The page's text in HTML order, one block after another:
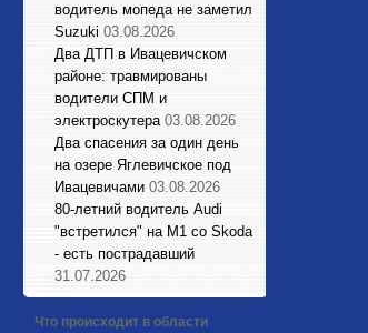
водитель мопеда не заметил
Suzuki 03.08.2026
Два ДТП в Ивацевичском
районе: травмированы
водители СПМ и
электроскутера 03.08.2026
Два спасения за один день
на озере Яглевичское под
Ивацевичами 03.08.2026
80-летний водитель Audi
"встретился" на М1 со Skoda
- есть пострадавший
31.07.2026
Что происходит в области